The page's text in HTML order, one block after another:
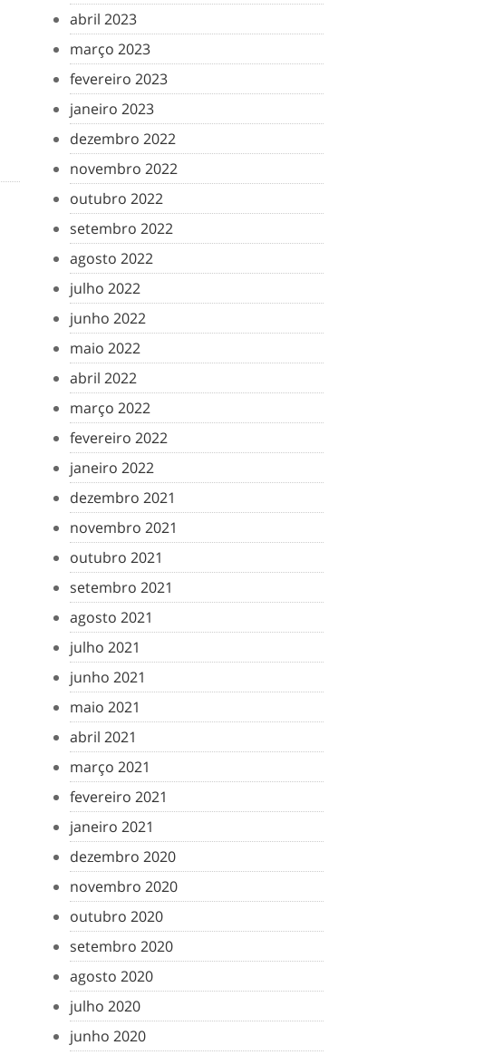
abril 2023
março 2023
fevereiro 2023
janeiro 2023
dezembro 2022
novembro 2022
outubro 2022
setembro 2022
agosto 2022
julho 2022
junho 2022
maio 2022
abril 2022
março 2022
fevereiro 2022
janeiro 2022
dezembro 2021
novembro 2021
outubro 2021
setembro 2021
agosto 2021
julho 2021
junho 2021
maio 2021
abril 2021
março 2021
fevereiro 2021
janeiro 2021
dezembro 2020
novembro 2020
outubro 2020
setembro 2020
agosto 2020
julho 2020
junho 2020